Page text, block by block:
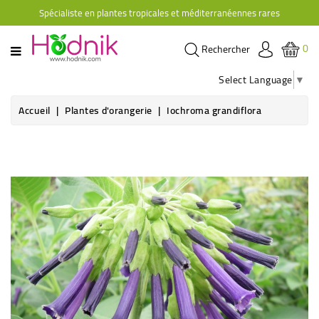
Spécialiste en plantes tropicales et méditerranéennes rares
CATÉGORIE
PLANTES
GRIMPANTES
HIBISCUS
BRUGMANSIAS
PLANTES
RUSTIQUES
PLANTES
RETOMBANTES
0
Rechercher
Select Language ▼
Accueil
Plantes d'orangerie Iochroma grandiflora